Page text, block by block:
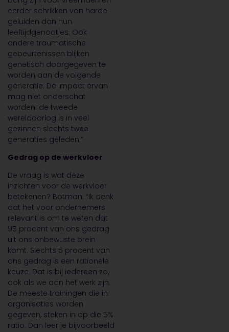
eerder schrikken van harde
geluiden dan hun
leeftijdgenootjes. Ook
andere traumatische
gebeurtenissen blijken
genetisch doorgegeven te
worden aan de volgende
generatie. De impact ervan
mag niet onderschat
worden: de tweede
wereldoorlog is in veel
gezinnen slechts twee
generaties geleden.”
Gedrag op de werkvloer
De vraag is wat deze
inzichten voor de werkvloer
betekenen? Botman: “Ik denk
dat het voor ondernemers
relevant is om te weten dat
95 procent van ons gedrag
uit ons onbewuste brein
komt. Slechts 5 procent van
ons gedrag is een rationele
keuze. Dat is bij iedereen zo,
ook als we aan het werk zijn.
De meeste trainingen die in
organisaties worden
gegeven, steken in op die 5%
ratio. Dan leer je bijvoorbeeld